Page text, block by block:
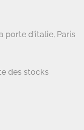
porte d'italie, Paris
des stocks